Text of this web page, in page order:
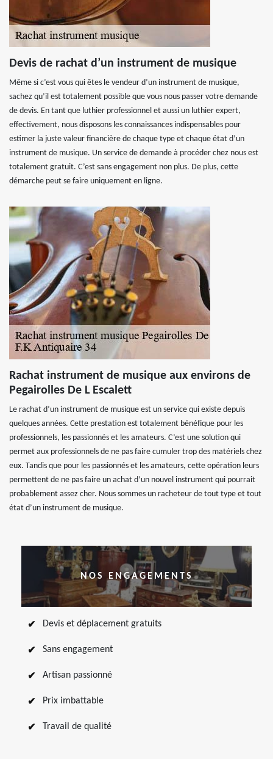
Devis de rachat d’un instrument de musique
Même si c’est vous qui êtes le vendeur d’un instrument de musique,
sachez qu’il est totalement possible que vous nous passer votre demande
de devis. En tant que luthier professionnel et aussi un luthier expert,
effectivement, nous disposons les connaissances indispensables pour
estimer la juste valeur financière de chaque type et chaque état d’un
instrument de musique. Un service de demande à procéder chez nous est
totalement gratuit. C’est sans engagement non plus. De plus, cette
démarche peut se faire uniquement en ligne.
Rachat instrument de musique aux environs de
Pegairolles De L Escalett
Le rachat d’un instrument de musique est un service qui existe depuis
quelques années. Cette prestation est totalement bénéfique pour les
professionnels, les passionnés et les amateurs. C’est une solution qui
permet aux professionnels de ne pas faire cumuler trop des matériels chez
eux. Tandis que pour les passionnés et les amateurs, cette opération leurs
permettent de ne pas faire un achat d’un nouvel instrument qui pourrait
probablement assez cher. Nous sommes un racheteur de tout type et tout
état d’un instrument de musique.
NOS ENGAGEMENTS
Devis et déplacement gratuits
Sans engagement
Artisan passionné
Prix imbattable
Travail de qualité